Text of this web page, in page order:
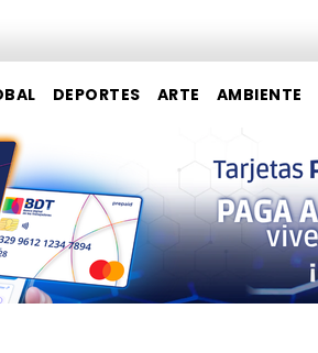
DEPORTES ARTE AMBIENTE